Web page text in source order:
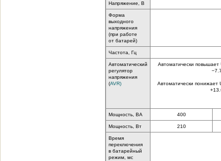
Напряжение, В
Форма
выходного
напряжения
(при работе
от батарей)
Частота, Гц
Автоматический
регулятор
напряжения
(AVR)
Автоматически повышает
Автоматически понижает
Мощность, ВА 400
Мощность, Вт 210
Время
переключения
в батарейный
режим, мс